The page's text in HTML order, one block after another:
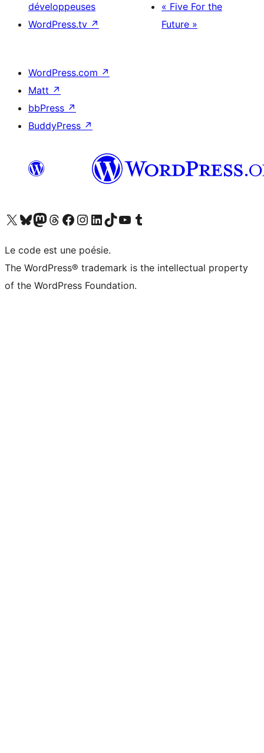
développeuses
WordPress.tv ↗
« Five For the
Future »
WordPress.com ↗
Matt ↗
bbPress ↗
BuddyPress ↗
Visitez notre compte X (précédemment Twitter)
Visiter notre compte Bluesky
Visiter notre compte Mastodon
Visiter notre compte Threads
Consulter notre compte Facebook
Consulter notre compte Instagram
Consulter notre compte LinkedIn
Visiter notre compte TokTok
Visiter notre chaîne YouTube
Visiter notre compte Tumblr
Le code est une poésie.
The WordPress® trademark is the intellectual property
of the WordPress Foundation.